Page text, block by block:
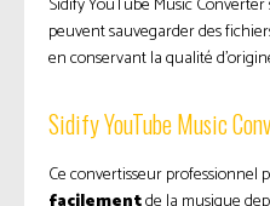
Sidify YouTube Music
peuvent sauvegarder des
en conservant la qualité
Sidify YouTube Music
Ce convertisseur professionnel